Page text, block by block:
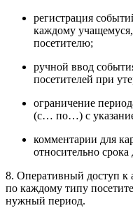
регистрация
каждому
посетителю;
ручной ввод
посетителей при
ограничение
(с… по…) с
комментарии для
относительно срока
8. Оперативный доступ к
по каждому типу
нужный период.